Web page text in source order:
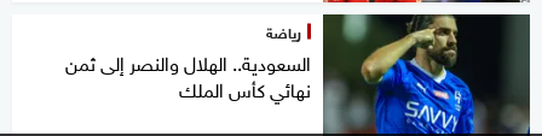
رياضة
السعودية.. الهلال والنصر إلى ثمن
نهائي كأس الملك